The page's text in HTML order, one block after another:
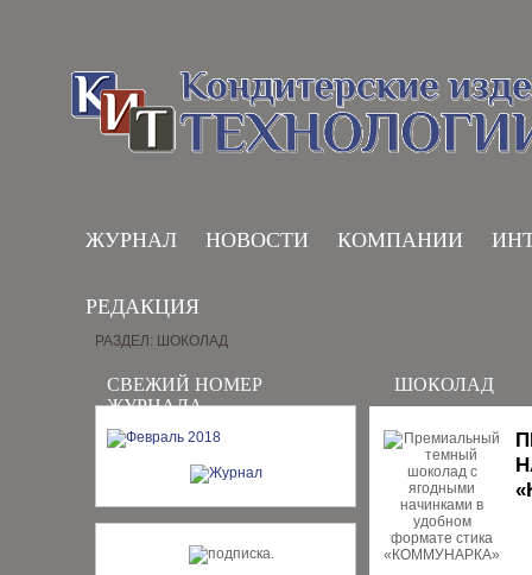
ЖУРНАЛ НОВОСТИ КОМПАНИИ
РЕДАКЦИЯ
СВЕЖИЙ НОМЕР
ЖУРНАЛА
РАЗДЕЛ: ШОКОЛАД
ШОКОЛАД